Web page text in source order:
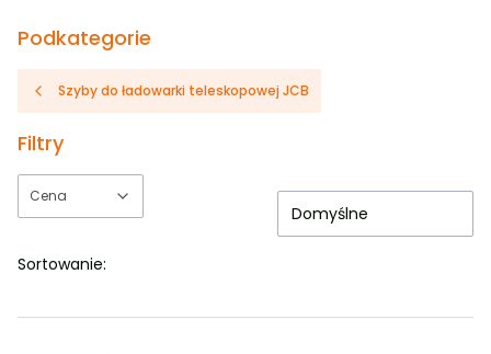
Podkategorie
Szyby do ładowarki teleskopowej JCB
Filtry
Cena
Sortowanie:
Domyślne